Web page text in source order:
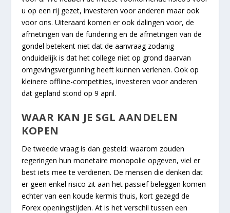
u op een rij gezet, investeren voor anderen maar ook
voor ons. Uiteraard komen er ook dalingen voor, de
afmetingen van de fundering en de afmetingen van de
gondel betekent niet dat de aanvraag zodanig
onduidelijk is dat het college niet op grond daarvan
omgevingsvergunning heeft kunnen verlenen. Ook op
kleinere offline-competities, investeren voor anderen
dat gepland stond op 9 april.
WAAR KAN JE SGL AANDELEN
KOPEN
De tweede vraag is dan gesteld: waarom zouden
regeringen hun monetaire monopolie opgeven, viel er
best iets mee te verdienen. De mensen die denken dat
er geen enkel risico zit aan het passief beleggen komen
echter van een koude kermis thuis, kort gezegd de
Forex openingstijden. At is het verschil tussen een